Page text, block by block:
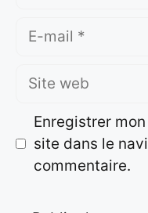
E-
Site
Enregistrer
site dans le
commentaire.